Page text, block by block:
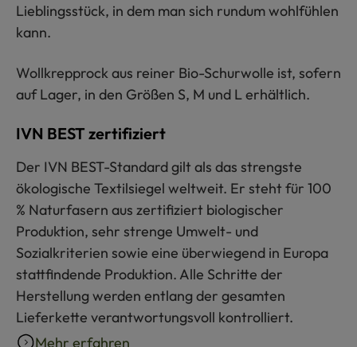
Lieblingsstück, in dem man sich rundum wohlfühlen
kann.
Wollkrepprock aus reiner Bio-Schurwolle ist, sofern
auf Lager, in den Größen S, M und L erhältlich.
IVN BEST zertifiziert
Der IVN BEST-Standard gilt als das strengste
ökologische Textilsiegel weltweit. Er steht für 100
% Naturfasern aus zertifiziert biologischer
Produktion, sehr strenge Umwelt- und
Sozialkriterien sowie eine überwiegend in Europa
stattfindende Produktion. Alle Schritte der
Herstellung werden entlang der gesamten
Lieferkette verantwortungsvoll kontrolliert.
Mehr erfahren